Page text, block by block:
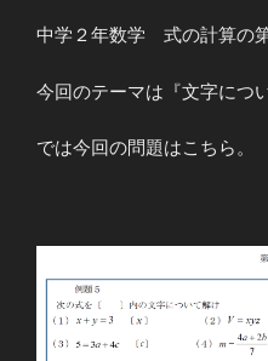
中学２年数学 式の計算の第
今回のテーマは『文字につ
では今回の問題はこちら。